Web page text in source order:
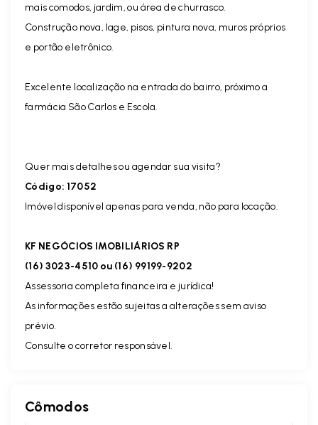
mais comodos, jardim, ou área de churrasco.
Construção nova, lage, pisos, pintura nova, muros próprios
e portão eletrônico.
Excelente localização na entrada do bairro, próximo a
farmácia São Carlos e Escola.
Quer mais detalhes ou agendar sua visita?
Código: 17052
Imóvel disponível apenas para venda, não para locação.
KF NEGÓCIOS IMOBILIÁRIOS RP
(16) 3023-4510 ou (16) 99199-9202
Assessoria completa financeira e jurídica!
As informações estão sujeitas a alterações sem aviso
prévio.
Consulte o corretor responsável.
Cômodos